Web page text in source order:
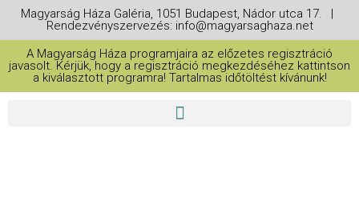
Magyarság Háza Galéria, 1051 Budapest, Nádor utca 17. |
Rendezvényszervezés: info@magyarsaghaza.net
A Magyarság Háza programjaira az előzetes regisztráció
javasolt. Kérjük, hogy a regisztráció megkezdéséhez kattintson
a kiválasztott programra! Tartalmas időtöltést kívánunk!